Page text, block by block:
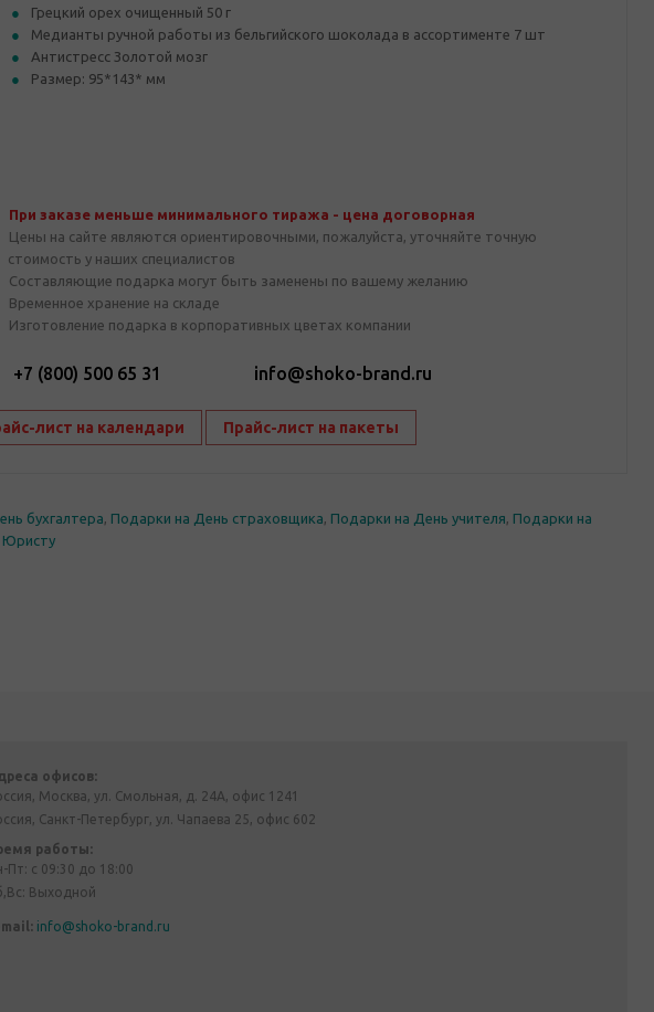
Грецкий орех очищенный 50 г
Медианты ручной работы из бельгийского шоколада в ассортименте 7 шт
Антистресс Золотой мозг
Размер: 95*143* мм
При заказе меньше минимального тиража - цена договорная
Цены на сайте являются ориентировочными, пожалуйста, уточняйте точную
стоимость у наших специалистов
Составляющие подарка могут быть заменены по вашему желанию
Временное хранение на складе
Изготовление подарка в корпоративных цветах компании
+7 (800) 500 65 31 info@shoko-brand.ru
лист на календари Прайс-лист на пакеты
бухгалтера, Подарки на День страховщика, Подарки на День учителя, Подарки на
Юристу
офисов:
Москва, ул. Смольная, д. 24А, офис 1241
Санкт-Петербург, ул. Чапаева 25, офис 602
работы:
Пт: с 09:30 до 18:00
Выходной
mail: info@shoko-brand.ru